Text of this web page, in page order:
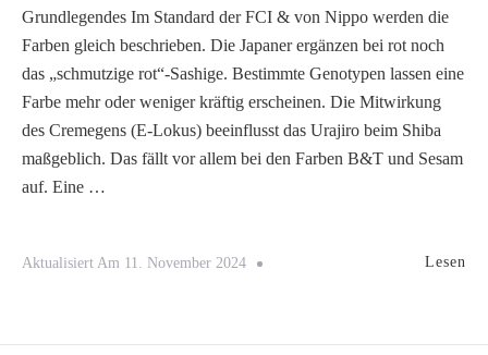
Grundlegendes Im Standard der FCI & von Nippo werden die
Farben gleich beschrieben. Die Japaner ergänzen bei rot noch
das „schmutzige rot“-Sashige. Bestimmte Genotypen lassen eine
Farbe mehr oder weniger kräftig erscheinen. Die Mitwirkung
des Cremegens (E-Lokus) beeinflusst das Urajiro beim Shiba
maßgeblich. Das fällt vor allem bei den Farben B&T und Sesam
auf. Eine …
Aktualisiert Am 11. November 2024 Lesen